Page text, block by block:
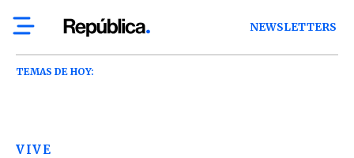
NEWSLETTERS
TEMAS DE HOY:
VIVE